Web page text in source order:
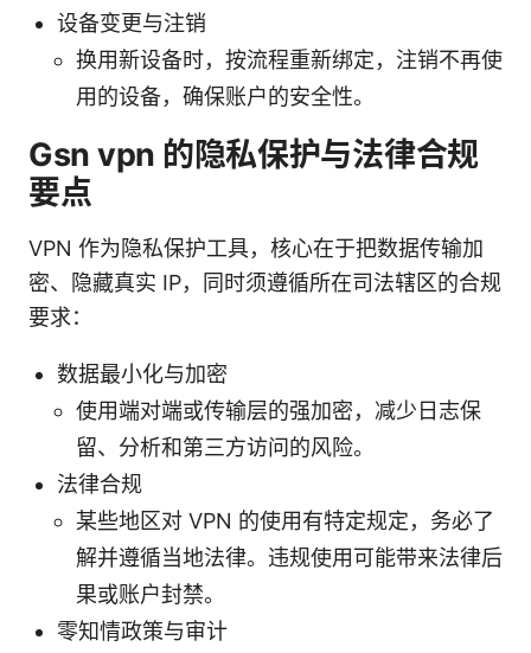
设备变更与注销
换用新设备时，按流程重新绑定，注销不再使
用的设备，确保账户的安全性。
Gsn vpn 的隐私保护与法律合规
要点
VPN 作为隐私保护工具，核心在于把数据传输加
密、隐藏真实 IP，同时须遵循所在司法辖区的合规
要求：
数据最小化与加密
使用端对端或传输层的强加密，减少日志保
留、分析和第三方访问的风险。
法律合规
某些地区对 VPN 的使用有特定规定，务必了
解并遵循当地法律。违规使用可能带来法律后
果或账户封禁。
零知情政策与审计